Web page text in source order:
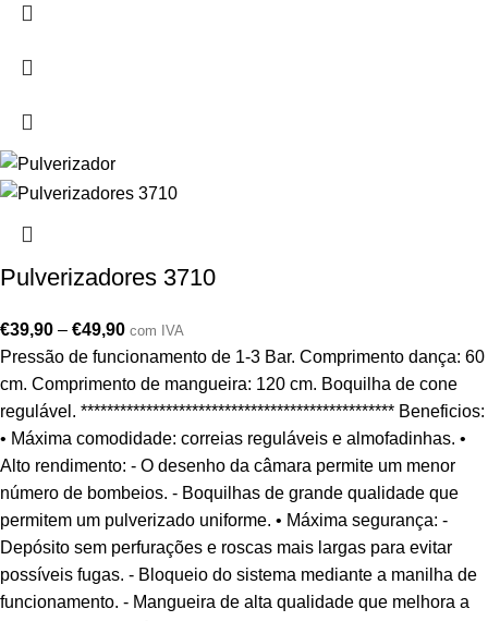
Pulverizadores 3710
€39,90 – €49,90 com IVA
Pressão de funcionamento de 1-3 Bar. Comprimento dança: 60
cm. Comprimento de mangueira: 120 cm. Boquilha de cone
regulável. ************************************************ Beneficios:
• Máxima comodidade: correias reguláveis e almofadinhas. •
Alto rendimento: - O desenho da câmara permite um menor
número de bombeios. - Boquilhas de grande qualidade que
permitem um pulverizado uniforme. • Máxima segurança: -
Depósito sem perfurações e roscas mais largas para evitar
possíveis fugas. - Bloqueio do sistema mediante a manilha de
funcionamento. - Mangueira de alta qualidade que melhora a